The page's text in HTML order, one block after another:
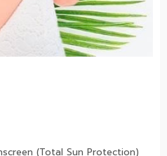
(Total Sun Protection)